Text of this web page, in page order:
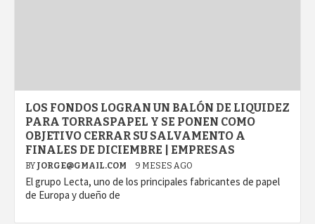
LOS FONDOS LOGRAN UN BALÓN DE LIQUIDEZ
PARA TORRASPAPEL Y SE PONEN COMO
OBJETIVO CERRAR SU SALVAMENTO A
FINALES DE DICIEMBRE | EMPRESAS
BY JORGE@GMAIL.COM 9 MESES AGO
El grupo Lecta, uno de los principales fabricantes de papel
de Europa y dueño de